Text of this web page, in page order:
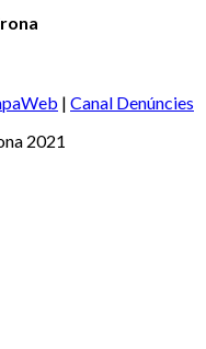
| Canal Denúncies
2021